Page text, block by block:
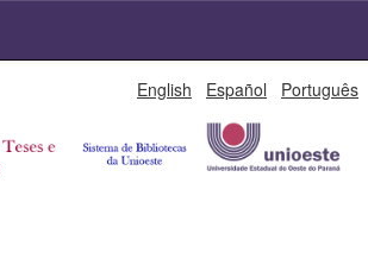
English Español Português